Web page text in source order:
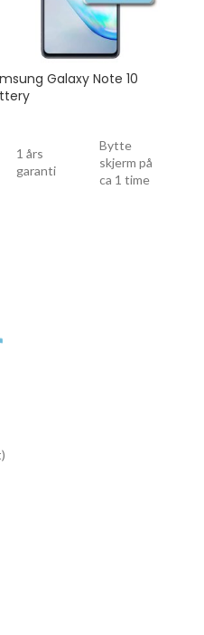
Galaxy Note 10
1 års
garanti
Bytte
skjerm på
ca 1 time